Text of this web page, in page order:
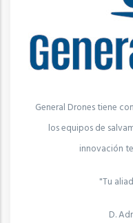
General Drones tiene
los equipos de
innovación
"Tu
D.